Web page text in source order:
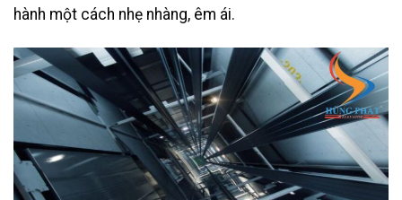
hành một cách nhẹ nhàng, êm ái.